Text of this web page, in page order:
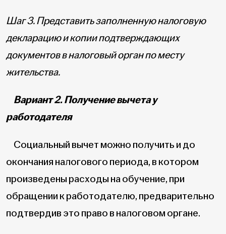
Шаг 3. Представить заполненную налоговую
декларацию и копии подтверждающих
документов в налоговый орган по месту
жительства.
Вариант 2. Получение вычета у
работодателя
Социальный вычет можно получить и до
окончания налогового периода, в котором
произведены расходы на обучение, при
обращении к работодателю, предварительно
подтвердив это право в налоговом органе.